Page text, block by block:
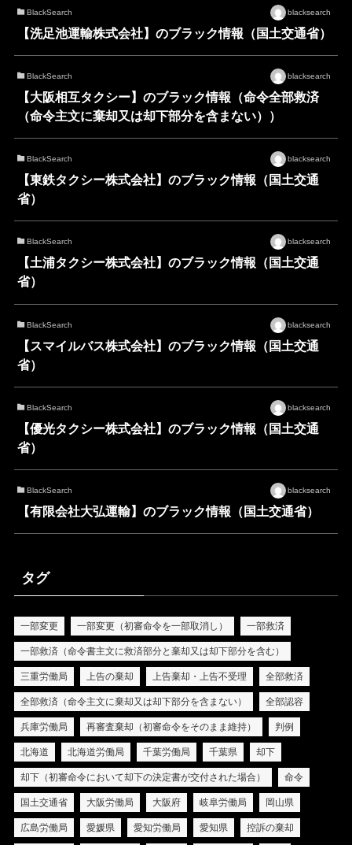
BlackSearch blacksearch
【洗足池運輸株式会社】のブラック情報（国土交通省）
BlackSearch blacksearch
【大阪相互タクシー】のブラック情報（命令全部救済
（命令主文に棄却又は却下部分を含まない））
BlackSearch blacksearch
【東鉄タクシー株式会社】のブラック情報（国土交通
省）
BlackSearch blacksearch
【土浦タクシー株式会社】のブラック情報（国土交通
省）
BlackSearch blacksearch
【スマイルバス株式会社】のブラック情報（国土交通
省）
BlackSearch blacksearch
【優光タクシー株式会社】のブラック情報（国土交通
省）
BlackSearch blacksearch
【有限会社大弘運輸】のブラック情報（国土交通省）
タグ
一部変更 一部変更（初審命令を一部取消し） 一部救済
一部救済（命令書主文に救済部分と棄却又は却下部分を含む）
三重労働局 上告の棄却 上告棄却・上告不受理 全部救済
全部救済（命令主文に棄却又は却下部分を含まない） 全部認容
兵庫労働局 再審査棄却（初審命令をそのまま維持） 判例
北海道 北海道労働局 千葉労働局 千葉県 却下
却下（初審命令において却下の決定書が交付された場合） 命令
国土交通省 大阪労働局 大阪府 岐阜労働局 岡山県
広島労働局 愛媛県 愛知労働局 愛知県 控訴の棄却